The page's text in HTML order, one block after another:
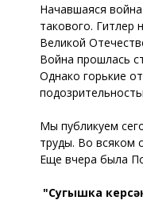
Начавшаяся
такового. Гитлер
Великой
Война прошлась
Однако горькие
Мы публикуем
труды. Во всяком
Еще вчера была
"Сугышка